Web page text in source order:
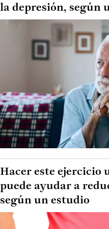
la depresión, según
Hacer este ejercicio
puede ayudar a
según un estudio